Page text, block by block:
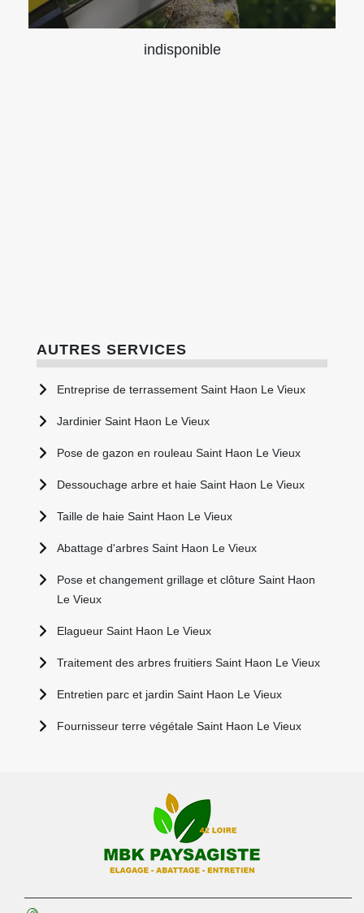
indisponible
AUTRES SERVICES
Entreprise de terrassement Saint Haon Le Vieux
Jardinier Saint Haon Le Vieux
Pose de gazon en rouleau Saint Haon Le Vieux
Dessouchage arbre et haie Saint Haon Le Vieux
Taille de haie Saint Haon Le Vieux
Abattage d'arbres Saint Haon Le Vieux
Pose et changement grillage et clôture Saint Haon
Le Vieux
Elagueur Saint Haon Le Vieux
Traitement des arbres fruitiers Saint Haon Le Vieux
Entretien parc et jardin Saint Haon Le Vieux
Fournisseur terre végétale Saint Haon Le Vieux